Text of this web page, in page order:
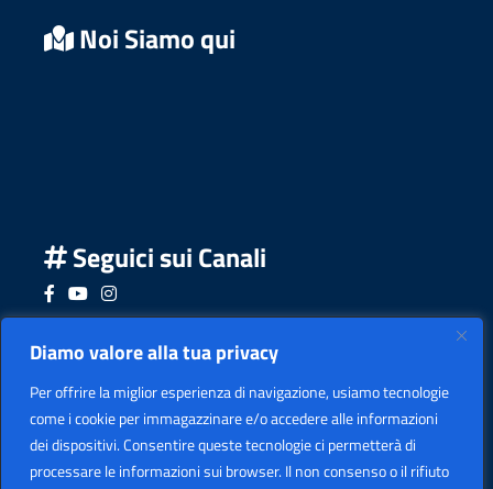
Diamo valore alla tua privacy
Per offrire la miglior esperienza di navigazione, usiamo tecnologie
come i cookie per immagazzinare e/o accedere alle informazioni
dei dispositivi. Consentire queste tecnologie ci permetterà di
processare le informazioni sui browser. Il non consenso o il rifiuto
Noi Siamo qui
Seguici sui Canali
Seguici su Facebook
Seguici su YouTube
Seguici su Instagram
Seguici su Podcast